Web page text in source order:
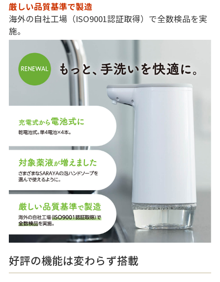
厳しい品質基準で製造
海外の自社工場（ISO9001認証取得）で全数検品を実
施。
好評の機能は変わらず搭載